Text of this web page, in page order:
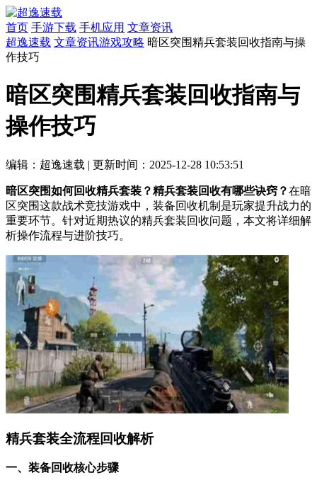
首页 手游下载 手机应用 文章资讯
超逸速载 文章资讯游戏攻略 暗区突围精兵套装回收指南与操
作技巧
暗区突围精兵套装回收指南与
操作技巧
编辑：超逸速载 | 更新时间：2025-12-28 10:53:51
暗区突围如何回收精兵套装？精兵套装回收有哪些诀窍？在暗
区突围这款战术竞技游戏中，装备回收机制是玩家提升战力的
重要环节。针对近期热议的精兵套装回收问题，本文将详细解
析操作流程与进阶技巧。
精兵套装全流程回收解析
一、装备回收核心步骤